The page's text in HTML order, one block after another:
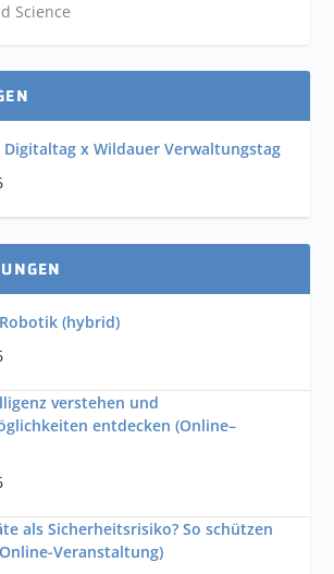
Science
x Wildauer Verwaltungstag
(hybrid)
verstehen und
entdecken (Online–
als Sicherheitsrisiko? So schützen
Veranstaltung)